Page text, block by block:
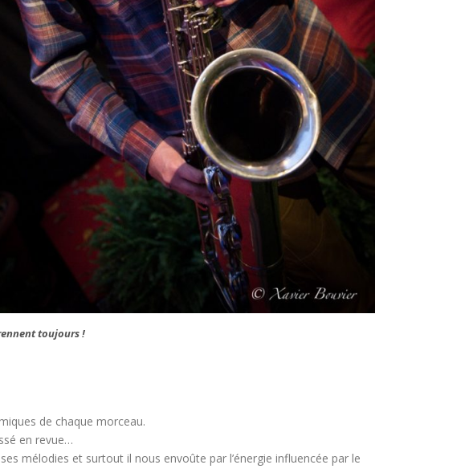
toujours !
de chaque morceau.
en revue…
mélodies et surtout il nous envoûte par l’énergie influencée par le